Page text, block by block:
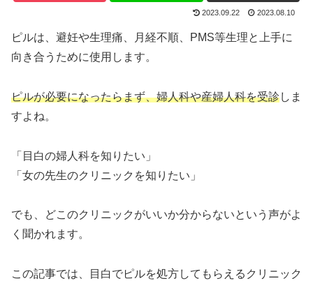
2023.09.22 2023.08.10
ピルは、避妊や生理痛、月経不順、PMS等生理と上手に
向き合うために使用します。
ピルが必要になったらまず、婦人科や産婦人科を受診しま
すよね。
「目白の婦人科を知りたい」
「女の先生のクリニックを知りたい」
でも、どこのクリニックがいいか分からないという声がよ
く聞かれます。
この記事では、目白でピルを処方してもらえるクリニック